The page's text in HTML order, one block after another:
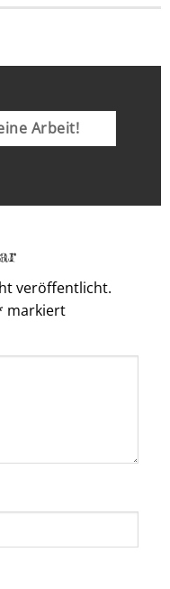
Arbeit!
veröffentlicht.
markiert